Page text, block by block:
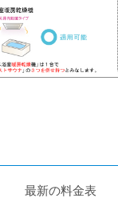
最新の料金表